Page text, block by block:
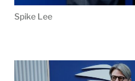
Spike Lee